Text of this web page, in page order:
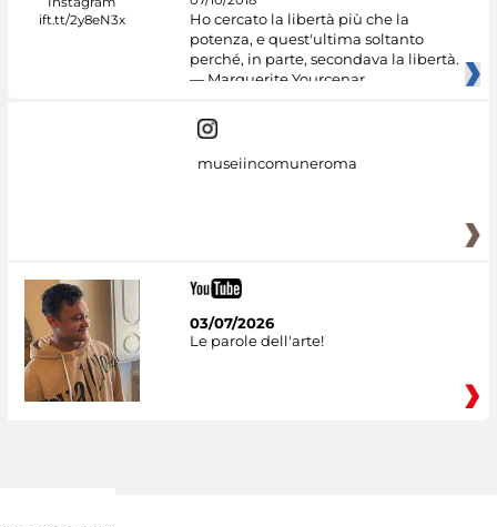
Ho cercato la libertà più che la
potenza, e quest'ultima soltanto
perché, in parte, secondava la libertà.
— Marguerite Yourcenar
museiincomuneroma
03/07/2026
Le parole dell'arte!